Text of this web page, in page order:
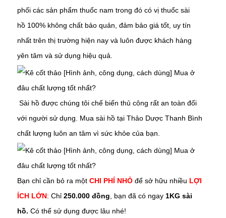
phối các sản phẩm thuốc nam trong đó có vị thuốc sài
hồ 100% không chất bảo quản, đảm bảo giá tốt, uy tín
nhất trên thị trường hiện nay và luôn được khách hàng
yên tâm và sử dụng hiệu quả.
Sài hồ được chúng tôi chế biến thủ công rất an toàn đối
với người sử dụng. Mua sài hồ tại Thảo Dược Thanh Bình
chất lượng luôn an tâm vì sức khỏe của bạn.
Bạn chỉ cần bỏ ra một CHI PHÍ NHỎ để sở hữu nhiều LỢI
ÍCH LỚN: Chỉ 250.000 đồng, bạn đã có ngay 1KG sài
hồ. Có thể sử dụng được lâu nhé!